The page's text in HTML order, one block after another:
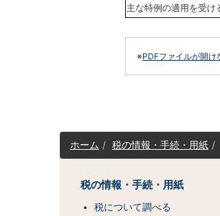
主な特例の適用を受け
※PDFファイルが開け
サ
イホーム 税の情報・手続・用紙
税の情報・手続・用紙
税について調べる